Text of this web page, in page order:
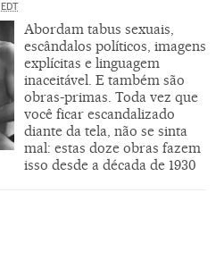
EDT
Abordam tabus sexuais,
escândalos políticos, imagens
explícitas e linguagem
inaceitável. E também são
obras-primas. Toda vez que
você ficar escandalizado
diante da tela, não se sinta
mal: estas doze obras fazem
isso desde a década de 1930